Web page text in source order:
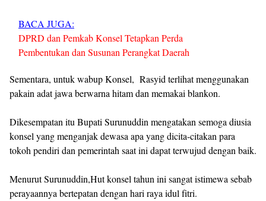
BACA JUGA:
DPRD dan Pemkab Konsel Tetapkan Perda
Pembentukan dan Susunan Perangkat Daerah
Sementara, untuk wabup Konsel, Rasyid terlihat menggunakan
pakain adat jawa berwarna hitam dan memakai blankon.
Dikesempatan itu Bupati Surunuddin mengatakan semoga diusia
konsel yang menganjak dewasa apa yang dicita-citakan para
tokoh pendiri dan pemerintah saat ini dapat terwujud dengan baik.
Menurut Surunuddin,Hut konsel tahun ini sangat istimewa sebab
perayaannya bertepatan dengan hari raya idul fitri.